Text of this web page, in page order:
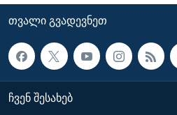
ᲗᲕᲐᲚᲘ ᲒᲕᲐᲓᲔᲕᲜᲔᲗ
ᲩᲕᲔᲜ ᲨᲔᲡᲐᲮᲔᲑ